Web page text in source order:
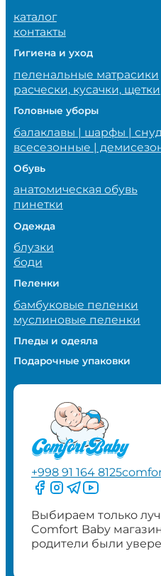
каталог
контакты
Гигиена и уход
пеленальные матрасики
расчески, кусачки, щетки
Головные уборы
балаклавы | шарфы |
всесезонные |
Обувь
анатомическая обувь
пинетки
Одежда
блузки
боди
Пеленки
бамбуковые пеленки
муслиновые пеленки
Пледы и одеяла
Подарочные упаковки
+998 91 164 8125
Следите за нами на
Следите за нами в
Следите за
Следите за
Выбираем только
Comfort Baby
родители были